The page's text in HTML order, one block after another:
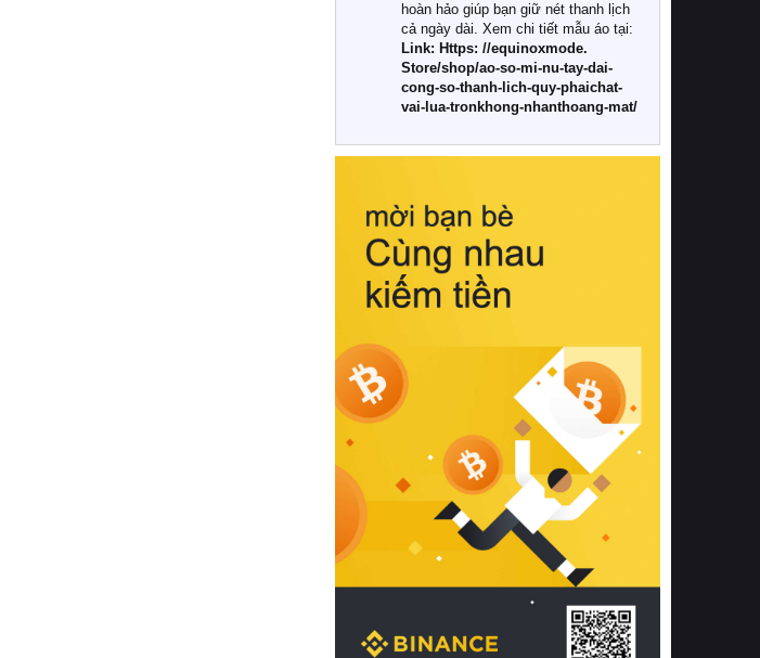
Khác với các dòng sản phẩm thông
thường, những bộ chăn ga gối đệm
cao cấp trải qua quy trình sản xuất
nghiêm ngặt từ khâu chọn lọc nguyên
liệu tự nhiên đến công nghệ dệt
nhuộm hiện đại không chứa hóa chất
này, bạn sẽ cảm nhận rõ rệt sự khác
hồi chuẩn xác của phần đệm nâng đỡ
cột sống.
Bên cạnh đó, việc lựa chọn các dòng
sản phẩm đạt chuẩn chất lượng quốc
tế còn giúp ngăn ngừa tình trạng kích
khuẩn và nấm mốc trong điều kiện
thời tiết nóng ẩm. Bạn có thể tìm hiểu
thêm các nghiên cứu khoa học về tác
động của giấc ngủ và môi trường
phòng ngủ đối với sức khỏe con
người tại Sleep Foundation (External
Link) để có cái nhìn toàn diện hơn.
2. Các tiêu chí vàng khi lựa chọn
chăn ga gối đệm cao cấp cho phòng
ngủ
Để sở hữu một bộ chăn ga gối đệm
cao cấp hoàn hảo cả về thẩm mỹ lẫn
công năng, người tiêu dùng cần cân
nhắc kỹ lưỡng các tiêu chí quan trọng
hoàn hảo giúp bạn giữ nét thanh lịch
cả ngày dài. Xem chi tiết mẫu áo tại:
Link: Https: //equinoxmode.
Store/shop/ao-so-mi-nu-tay-dai-
cong-so-thanh-lich-quy-phaichat-
vai-lua-tronkhong-nhanthoang-mat/